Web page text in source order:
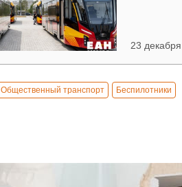
23
Общественный транспорт Беспилотники